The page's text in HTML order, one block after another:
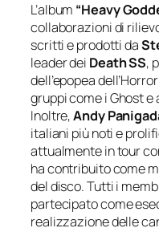
L’album “Heavy
collaborazioni di
scritti e prodotti da
leader dei Death SS,
dell’epopea
gruppi come i Ghost
Inoltre,Andy
italiani più noti e
attualmente in tour
ha contribuito come
del disco. Tutti i
partecipato come
realizzazione delle